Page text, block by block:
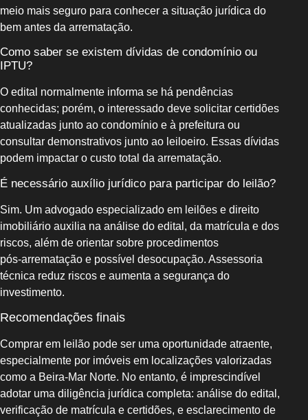
meio mais seguro para conhecer a situação jurídica do
bem antes da arrematação.
Como saber se existem dívidas de condomínio ou
IPTU?
O edital normalmente informa se há pendências
conhecidas; porém, o interessado deve solicitar certidões
atualizadas junto ao condomínio e à prefeitura ou
consultar demonstrativos junto ao leiloeiro. Essas dívidas
podem impactar o custo total da arrematação.
É necessário auxílio jurídico para participar do leilão?
Sim. Um advogado especializado em leilões e direito
imobiliário auxilia na análise do edital, da matrícula e dos
riscos, além de orientar sobre procedimentos
pós‑arrematação e possível desocupação. Assessoria
técnica reduz riscos e aumenta a segurança do
investimento.
Recomendações finais
Comprar em leilão pode ser uma oportunidade atraente,
especialmente por imóveis em localizações valorizadas
como a Beira‑Mar Norte. No entanto, é imprescindível
adotar uma diligência jurídica completa: análise do edital,
verificação de matrícula e certidões, e esclarecimento de